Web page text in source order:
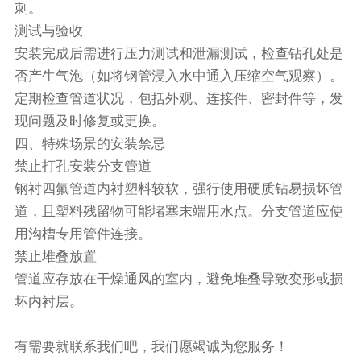
刺。
测试与验收
安装完成后需进行压力测试和泄漏测试，检查钻孔处是
否产生气泡（如将钢管浸入水中通入压缩空气观察）。
定期检查管道状况，包括外观、连接件、密封件等，发
现问题及时修复或更换。
四、特殊场景的安装禁忌
禁止打孔安装分支管道
钢衬四氟管道内衬塑料较软，强行使用硬质钻易损坏管
道，且塑料残留物可能堵塞末端用水点。分支管道应使
用沟槽专用管件连接。
禁止堆叠放置
管道应存放在干燥通风的室内，避免堆叠导致变形或损
坏内衬层。
有需要就联系我们吧，我们愿竭诚为您服务！